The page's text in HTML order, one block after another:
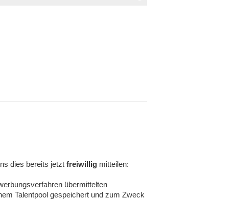
dies bereits jetzt freiwillig mitteilen:
übermittelten
Talentpool gespeichert und zum Zweck